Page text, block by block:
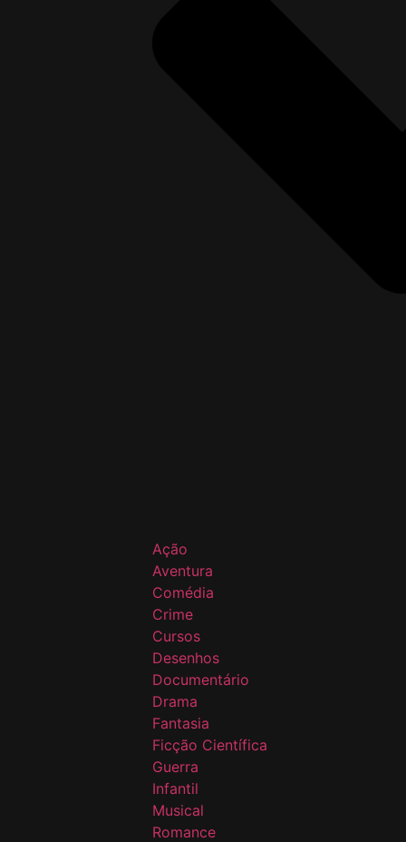
Ação
Aventura
Comédia
Crime
Cursos
Desenhos
Documentário
Drama
Fantasia
Ficção Científica
Guerra
Infantil
Musical
Romance